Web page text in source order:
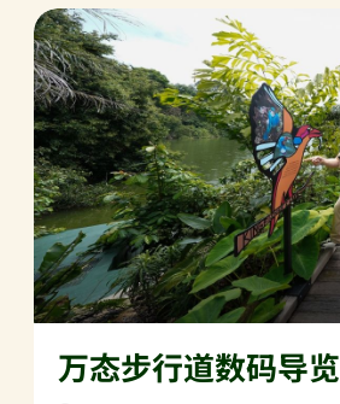
万态步行道数码导览